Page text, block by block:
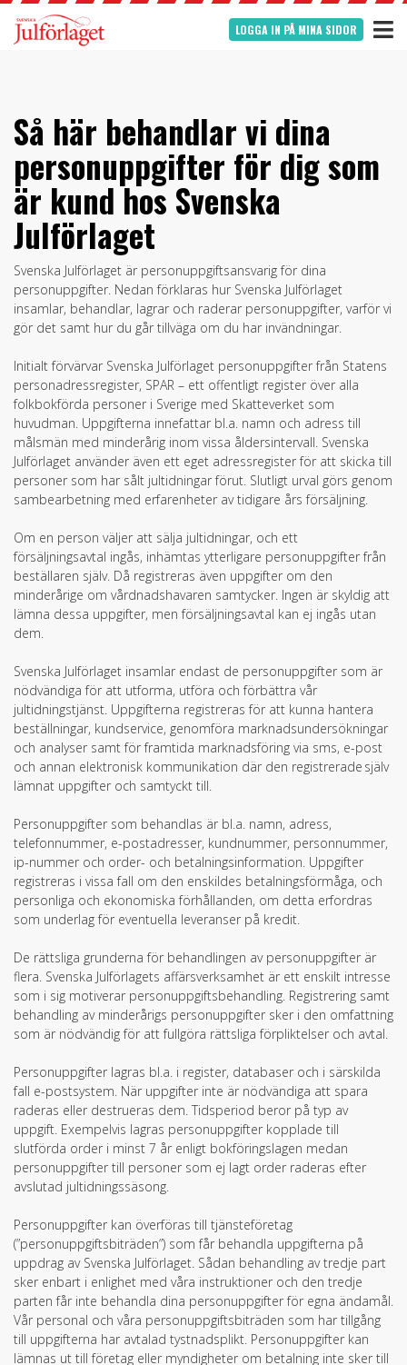
LOGGA IN PÅ MINA SIDOR
Så här behandlar vi dina
personuppgifter för dig som
är kund hos Svenska
Julförlaget
Svenska Julförlaget är personuppgiftsansvarig för dina
personuppgifter. Nedan förklaras hur Svenska Julförlaget
insamlar, behandlar, lagrar och raderar personuppgifter, varför vi
gör det samt hur du går tillväga om du har invändningar.
Initialt förvärvar Svenska Julförlaget personuppgifter från Statens
personadressregister, SPAR – ett offentligt register över alla
folkbokförda personer i Sverige med Skatteverket som
huvudman. Uppgifterna innefattar bl.a. namn och adress till
målsmän med minderårig inom vissa åldersintervall. Svenska
Julförlaget använder även ett eget adressregister för att skicka till
personer som har sålt jultidningar förut. Slutligt urval görs genom
sambearbetning med erfarenheter av tidigare års försäljning.
Om en person väljer att sälja jultidningar, och ett
försäljningsavtal ingås, inhämtas ytterligare personuppgifter från
beställaren själv. Då registreras även uppgifter om den
minderårige om vårdnadshavaren samtycker. Ingen är skyldig att
lämna dessa uppgifter, men försäljningsavtal kan ej ingås utan
dem.
Svenska Julförlaget insamlar endast de personuppgifter som är
nödvändiga för att utforma, utföra och förbättra vår
jultidningstjänst. Uppgifterna registreras för att kunna hantera
beställningar, kundservice, genomföra marknadsundersökningar
och analyser samt för framtida marknadsföring via sms, e-post
och annan elektronisk kommunikation där den registrerade själv
lämnat uppgifter och samtyckt till.
Personuppgifter som behandlas är bl.a. namn, adress,
telefonnummer, e-postadresser, kundnummer, personnummer,
ip-nummer och order- och betalningsinformation. Uppgifter
registreras i vissa fall om den enskildes betalningsförmåga, och
personliga och ekonomiska förhållanden, om detta erfordras
som underlag för eventuella leveranser på kredit.
De rättsliga grunderna för behandlingen av personuppgifter är
flera. Svenska Julförlagets affärsverksamhet är ett enskilt intresse
som i sig motiverar personuppgiftsbehandling. Registrering samt
behandling av minderårigs personuppgifter sker i den omfattning
som är nödvändig för att fullgöra rättsliga förpliktelser och avtal.
Personuppgifter lagras bl.a. i register, databaser och i särskilda
fall e-postsystem. När uppgifter inte är nödvändiga att spara
raderas eller destrueras dem. Tidsperiod beror på typ av
uppgift. Exempelvis lagras personuppgifter kopplade till
slutförda order i minst 7 år enligt bokföringslagen medan
personuppgifter till personer som ej lagt order raderas efter
avslutad jultidningssäsong.
Personuppgifter kan överföras till tjänsteföretag
(”personuppgiftsbiträden”) som får behandla uppgifterna på
uppdrag av Svenska Julförlaget. Sådan behandling av tredje part
sker enbart i enlighet med våra instruktioner och den tredje
parten får inte behandla dina personuppgifter för egna ändamål.
Vår personal och våra personuppgiftsbiträden som har tillgång
till uppgifterna har avtalad tystnadsplikt. Personuppgifter kan
lämnas ut till företag eller myndigheter om betalning inte sker till